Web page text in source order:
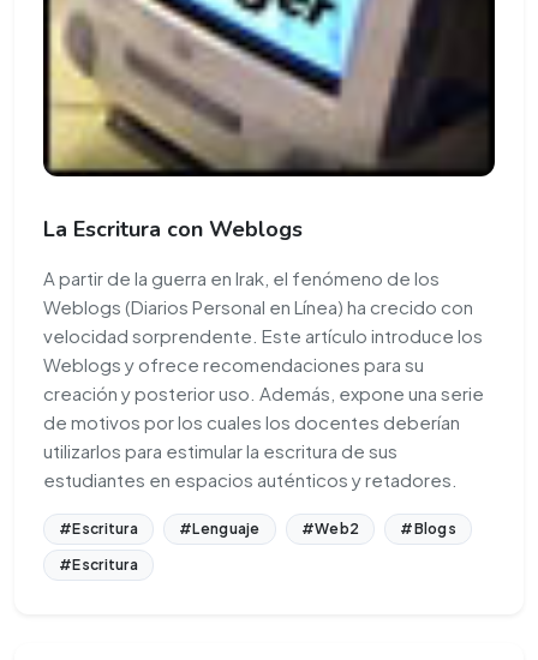
La Escritura con Weblogs
A partir de la guerra en Irak, el fenómeno de los
Weblogs (Diarios Personal en Línea) ha crecido con
velocidad sorprendente. Este artículo introduce los
Weblogs y ofrece recomendaciones para su
creación y posterior uso. Además, expone una serie
de motivos por los cuales los docentes deberían
utilizarlos para estimular la escritura de sus
estudiantes en espacios auténticos y retadores.
#Escritura #Lenguaje #Web2
#Blogs
#Escritura